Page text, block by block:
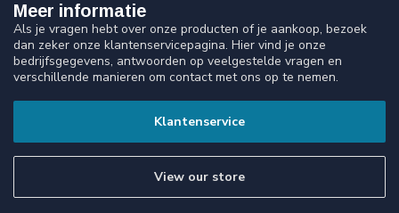
Meer informatie
Als je vragen hebt over onze producten of je aankoop, bezoek
dan zeker onze klantenservicepagina. Hier vind je onze
bedrijfsgegevens, antwoorden op veelgestelde vragen en
verschillende manieren om contact met ons op te nemen.
Klantenservice
View our store